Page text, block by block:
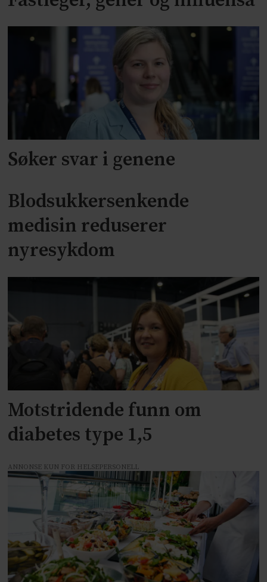
Søker svar i genene
Blodsukkersenkende
medisin reduserer
nyresykdom
Motstridende funn om
diabetes type 1,5
ANNONSE KUN FOR HELSEPERSONELL